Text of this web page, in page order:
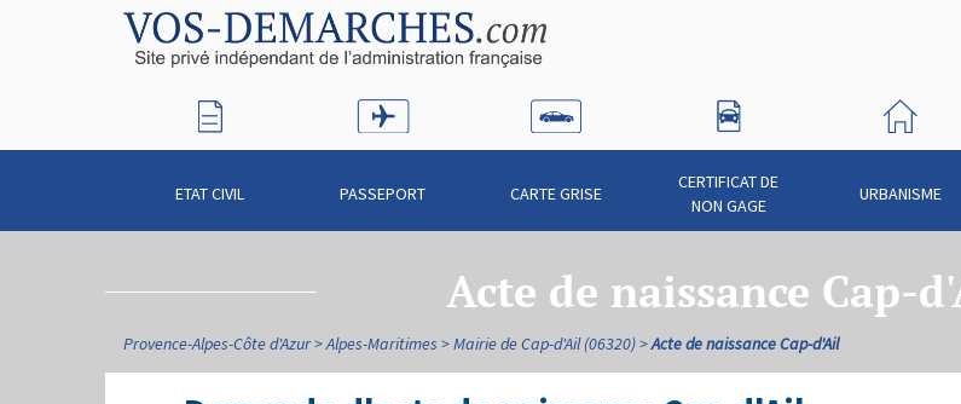
ETAT CIVIL PASSEPORT CARTE GRISE
CERTIFICAT DE
NON GAGE
URBANISME
Acte de naissance Cap-
Provence-Alpes-Côte d'Azur Alpes-Maritimes Mairie de Cap-d'Ail (06320) Acte de naissance Cap-d'Ail